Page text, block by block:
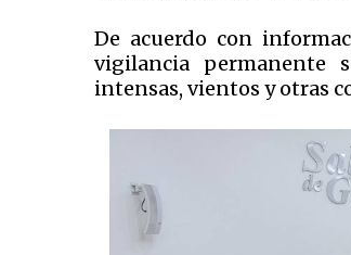
De acuerdo con
vigilancia permanente
intensas, vientos y otras